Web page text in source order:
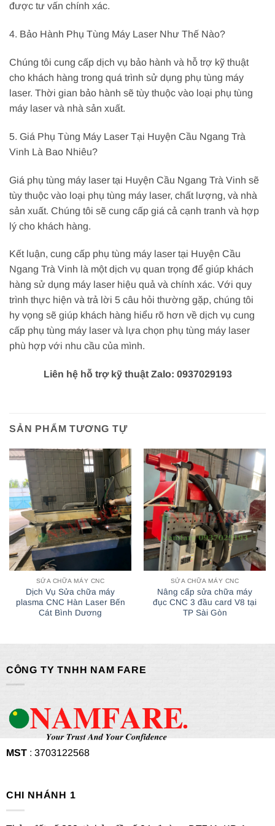
được tư vấn chính xác.
4. Bảo Hành Phụ Tùng Máy Laser Như Thế Nào?
Chúng tôi cung cấp dịch vụ bảo hành và hỗ trợ kỹ thuật
cho khách hàng trong quá trình sử dụng phụ tùng máy
laser. Thời gian bảo hành sẽ tùy thuộc vào loại phụ tùng
máy laser và nhà sản xuất.
5. Giá Phụ Tùng Máy Laser Tại Huyện Cầu Ngang Trà
Vinh Là Bao Nhiêu?
Giá phụ tùng máy laser tại Huyện Cầu Ngang Trà Vinh sẽ
tùy thuộc vào loại phụ tùng máy laser, chất lượng, và nhà
sản xuất. Chúng tôi sẽ cung cấp giá cả cạnh tranh và hợp
lý cho khách hàng.
Kết luận, cung cấp phụ tùng máy laser tại Huyện Cầu
Ngang Trà Vinh là một dịch vụ quan trọng để giúp khách
hàng sử dụng máy laser hiệu quả và chính xác. Với quy
trình thực hiện và trả lời 5 câu hỏi thường gặp, chúng tôi
hy vọng sẽ giúp khách hàng hiểu rõ hơn về dịch vụ cung
cấp phụ tùng máy laser và lựa chọn phụ tùng máy laser
phù hợp với nhu cầu của mình.
Liên hệ hỗ trợ kỹ thuật Zalo: 0937029193
SẢN PHẨM TƯƠNG TỰ
SỬA CHỮA MÁY CNC
Dịch Vụ Sửa chữa máy
plasma CNC Hàn Laser Bến
Cát Bình Dương
SỬA CHỮA MÁY CNC
Nâng cấp sửa chữa máy
đục CNC 3 đầu card V8 tại
TP Sài Gòn
CÔNG TY TNHH NAM FARE
MST: 3703122568
CHI NHÁNH 1